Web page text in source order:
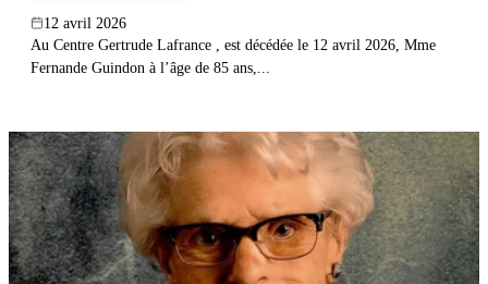
12 avril 2026
Au Centre Gertrude Lafrance , est décédée le 12 avril 2026, Mme
Fernande Guindon à l’âge de 85 ans,...